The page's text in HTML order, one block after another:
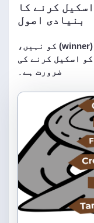
کرنے کا
بنیادی اصول
آپ کو فاتح (winner) کو نہیں،
اسکیل کرنے کی
ضرورت ہے